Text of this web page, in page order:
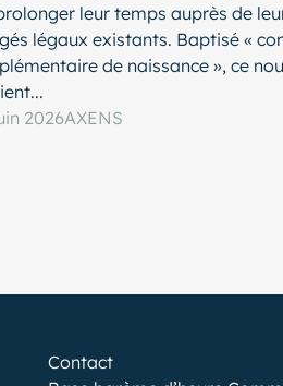
leur temps auprès de
légaux existants. Baptisé «
de naissance », ce
2026AXENS
Contact